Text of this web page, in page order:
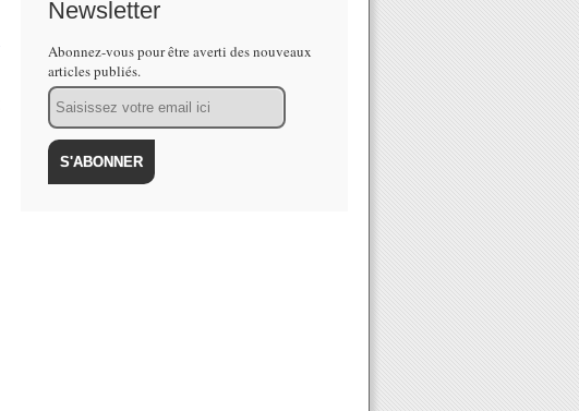
Newsletter
Abonnez-vous pour être averti des nouveaux
articles publiés.
Email